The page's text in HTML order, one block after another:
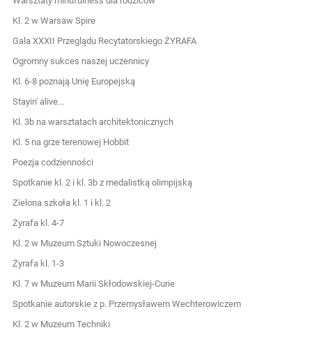
Kl. 2 w Warsaw Spire
Gala XXXII Przeglądu Recytatorskiego ŻYRAFA
Ogromny sukces naszej uczennicy
Kl. 6-8 poznają Unię Europejską
Stayin' alive...
Kl. 3b na warsztatach architektonicznych
Kl. 5 na grze terenowej Hobbit
Poezja codzienności
Spotkanie kl. 2 i kl. 3b z medalistką olimpijską
Zielona szkoła kl. 1 i kl. 2
Żyrafa kl. 4-7
Kl. 2 w Muzeum Sztuki Nowoczesnej
Żyrafa kl. 1-3
Kl. 7 w Muzeum Marii Skłodowskiej-Curie
Spotkanie autorskie z p. Przemysławem Wechterowiczem
Kl. 2 w Muzeum Techniki